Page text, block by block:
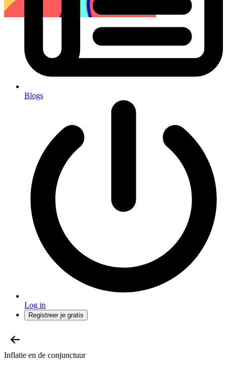
Blogs
Log in
Registreer je gratis
Inflatie en de conjunctuur